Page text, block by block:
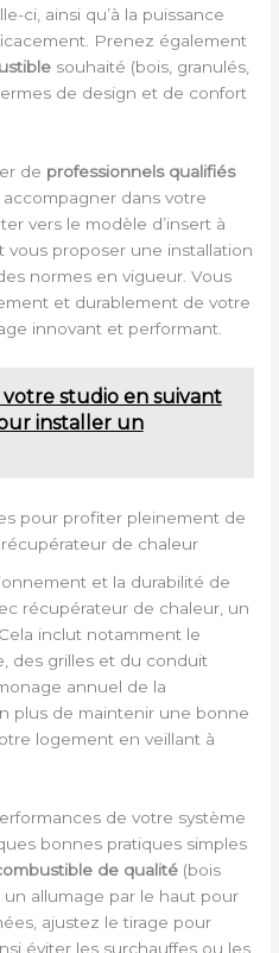
ci, ainsi qu’à la puissance
Prenez également
souhaité (bois, granulés,
de design et de confort
de professionnels qualifiés
dans votre
vers le modèle d’insert à
vous proposer une installation
normes en vigueur. Vous
et durablement de votre
innovant et performant.
studio en suivant
installer un
pour profiter pleinement de
de chaleur
et la durabilité de
récupérateur de chaleur, un
inclut notamment le
des grilles et du conduit
annuel de la
plus de maintenir une bonne
logement en veillant à
de votre système
bonnes pratiques simples
de qualité (bois
allumage par le haut pour
ajustez le tirage pour
éviter les surchauffes ou les